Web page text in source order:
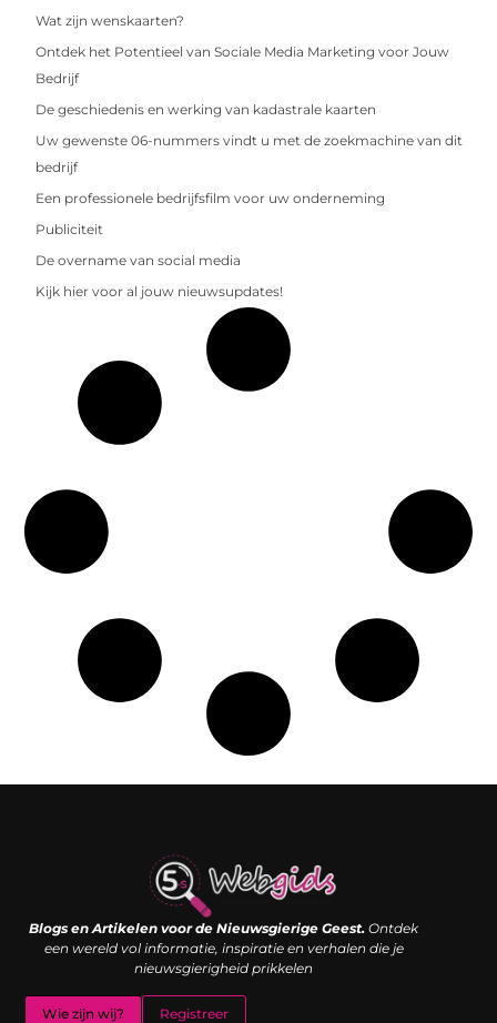
Wat zijn wenskaarten?
Ontdek het Potentieel van Sociale Media Marketing voor Jouw
Bedrijf
De geschiedenis en werking van kadastrale kaarten
Uw gewenste 06-nummers vindt u met de zoekmachine van dit
bedrijf
Een professionele bedrijfsfilm voor uw onderneming
Publiciteit
De overname van social media
Kijk hier voor al jouw nieuwsupdates!
Blogs en Artikelen voor de Nieuwsgierige Geest. Ontdek
een wereld vol informatie, inspiratie en verhalen die je
nieuwsgierigheid prikkelen
Wie zijn wij? Registreer